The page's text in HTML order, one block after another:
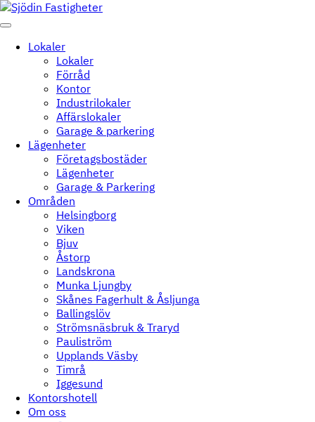
Skip to content
Lokaler
Lokaler
Förråd
Kontor
Industrilokaler
Affärslokaler
Garage & parkering
Lägenheter
Företagsbostäder
Lägenheter
Garage & Parkering
Områden
Helsingborg
Viken
Bjuv
Åstorp
Landskrona
Munka Ljungby
Skånes Fagerhult & Åsljunga
Ballingslöv
Strömsnäsbruk & Traryd
Pauliström
Upplands Väsby
Timrå
Iggesund
Kontorshotell
Om oss